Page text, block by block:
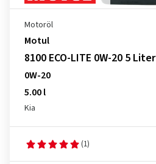
Motoröl
Motul
8100 ECO-LITE 0W-20 5 Liter
0W-20
5.00 l
Kia
(1)